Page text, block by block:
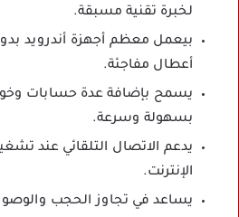
لخبرة تقنية مسبقة.
بيعمل معظم أجهزة أندرويد
أعطال مفاجئة.
يسمح بإضافة عدة حسابات
بسهولة وسرعة.
يدعم الاتصال التلقائي عند
الإنترنت.
يساعد في تجاوز الحجب